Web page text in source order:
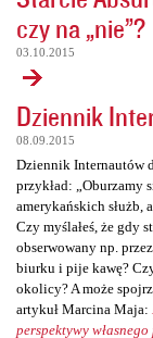
czy na „nie”?
03.10.2015
Dziennik
08.09.2015
Dziennik Internautów
przykład: „Oburzamy
amerykańskich służb,
Czy myślałeś, że gdy
obserwowany np.
biurku i pije kawę?
okolicy? A może
artykuł Marcina Maja:
perspektywy